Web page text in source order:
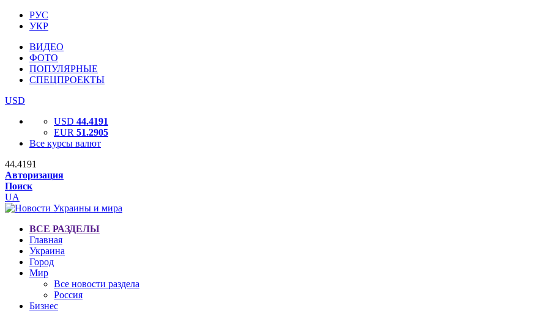
РУС
УКР
ВИДЕО
ФОТО
ПОПУЛЯРНЫЕ
СПЕЦПРОЕКТЫ
USD
USD 44.4191
EUR 51.2905
Все курсы валют
44.4191
Авторизация
Поиск
UA
ВСЕ РАЗДЕЛЫ
Главная
Украина
Город
Мир
Все новости раздела
Россия
Бизнес